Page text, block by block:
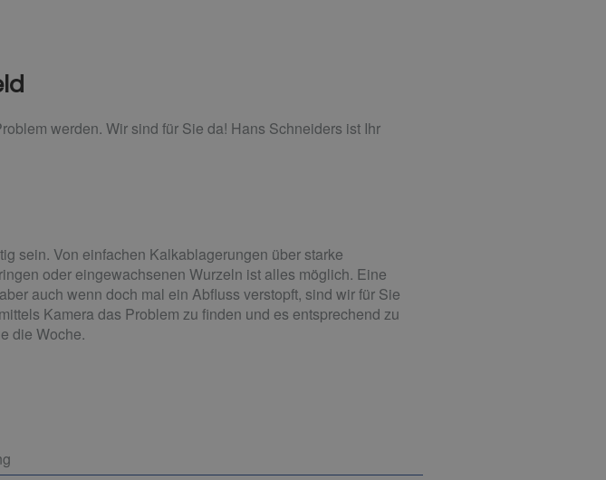
werden. Wir sind für Sie da! Hans Schneiders ist Ihr
sein. Von einfachen Kalkablagerungen über starke
oder eingewachsenen Wurzeln ist alles möglich. Eine
auch wenn doch mal ein Abfluss verstopft, sind wir für Sie
Kamera das Problem zu finden und es entsprechend zu
die Woche.